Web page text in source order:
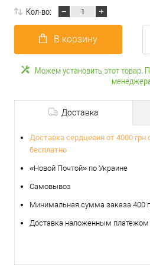
Кол-во:
В корзину
Можем установить этот товар.
Доставка
Доставка сердцевин от 4000
бесплатно
«Новой Почтой» по Украине
Самовывоз
Минимальная сумма заказа 400
Доставка наложенным платежом